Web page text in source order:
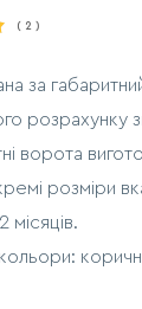
( 2 )
за
розрахунку
ворота
розміри
місяців.